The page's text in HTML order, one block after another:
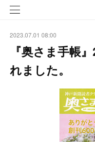
2023.07.01 08:00
『奥さま手帳
れました。